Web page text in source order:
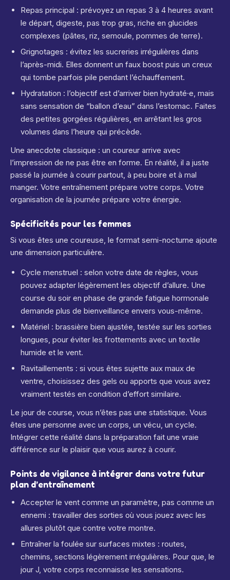
Repas principal : prévoyez un repas 3 à 4 heures avant
le départ, digeste, pas trop gras, riche en glucides
complexes (pâtes, riz, semoule, pommes de terre).
Grignotages : évitez les sucreries irrégulières dans
l’après-midi. Elles donnent un faux boost puis un creux
qui tombe parfois pile pendant l’échauffement.
Hydratation : l’objectif est d’arriver bien hydraté·e, mais
sans sensation de “ballon d’eau” dans l’estomac. Faites
des petites gorgées régulières, en arrêtant les gros
volumes dans l’heure qui précède.
Une anecdote classique : un coureur arrive avec
l’impression de ne pas être en forme. En réalité, il a juste
passé la journée à courir partout, à peu boire et à mal
manger. Votre entraînement prépare votre corps. Votre
organisation de la journée prépare votre énergie.
Spécificités pour les femmes
Si vous êtes une coureuse, le format semi-nocturne ajoute
une dimension particulière.
Cycle menstruel : selon votre date de règles, vous
pouvez adapter légèrement les objectif d’allure. Une
course du soir en phase de grande fatigue hormonale
demande plus de bienveillance envers vous-même.
Matériel : brassière bien ajustée, testée sur les sorties
longues, pour éviter les frottements avec un textile
humide et le vent.
Ravitaillements : si vous êtes sujette aux maux de
ventre, choisissez des gels ou apports que vous avez
vraiment testés en condition d’effort similaire.
Le jour de course, vous n’êtes pas une statistique. Vous
êtes une personne avec un corps, un vécu, un cycle.
Intégrer cette réalité dans la préparation fait une vraie
différence sur le plaisir que vous aurez à courir.
Points de vigilance à intégrer dans votre futur
plan d’entraînement
Accepter le vent comme un paramètre, pas comme un
ennemi : travailler des sorties où vous jouez avec les
allures plutôt que contre votre montre.
Entraîner la foulée sur surfaces mixtes : routes,
chemins, sections légèrement irrégulières. Pour que, le
jour J, votre corps reconnaisse les sensations.